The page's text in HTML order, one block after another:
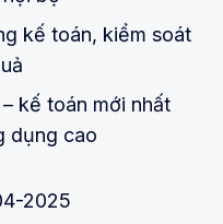
kế toán, kiểm soát
kế toán mới nhất
dụng cao
2025